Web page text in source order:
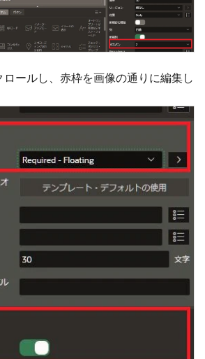
ールし、赤枠を画像の通りに編集し